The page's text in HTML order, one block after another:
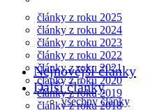
články z roku 2025
články z roku 2024
články z roku 2023
články z roku 2022
články z roku 2021
články z roku 2020
články z roku 2019
články z roku 2018
Nejnovější články
Další články
všechny články